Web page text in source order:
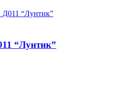
“Лунтик”